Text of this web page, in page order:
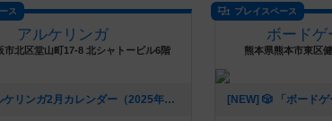
ス
アルケリンガ
市北区堂山町17-8 北シャトービル6階
[NEW] アルケリンガ2月カレンダー（2025年02月13日 16時53分）
プレイスペース
ボードゲ
熊本県熊本市東区